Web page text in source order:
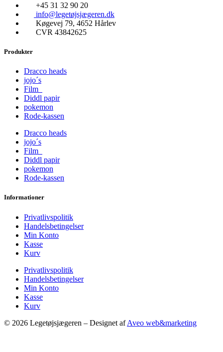
+45 31 32 90 20
info@legetøjsjægeren.dk
Køgevej 79, 4652 Hårlev
CVR 43842625
Produkter
Dracco heads
jojo´s
Film
Diddl papir
pokemon
Rode-kassen
Dracco heads
jojo´s
Film
Diddl papir
pokemon
Rode-kassen
Informationer
Privatlivspolitik
Handelsbetingelser
Min Konto
Kasse
Kurv
Privatlivspolitik
Handelsbetingelser
Min Konto
Kasse
Kurv
© 2026 Legetøjsjægeren – Designet afAveo web&marketing